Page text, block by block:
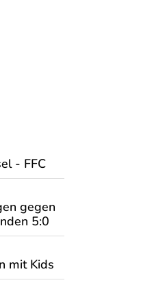
- FFC
gegen
5:0
mit Kids